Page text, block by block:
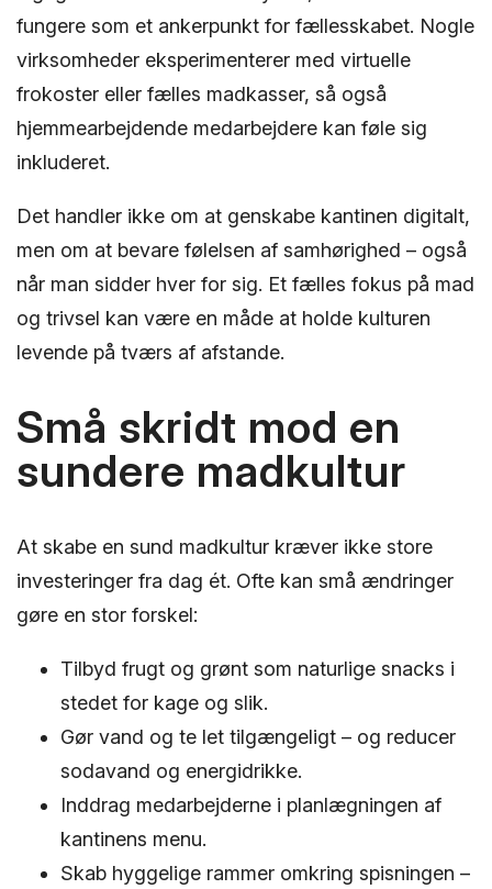
fungere som et ankerpunkt for fællesskabet. Nogle
virksomheder eksperimenterer med virtuelle
frokoster eller fælles madkasser, så også
hjemmearbejdende medarbejdere kan føle sig
inkluderet.
Det handler ikke om at genskabe kantinen digitalt,
men om at bevare følelsen af samhørighed – også
når man sidder hver for sig. Et fælles fokus på mad
og trivsel kan være en måde at holde kulturen
levende på tværs af afstande.
Små skridt mod en
sundere madkultur
At skabe en sund madkultur kræver ikke store
investeringer fra dag ét. Ofte kan små ændringer
gøre en stor forskel:
Tilbyd frugt og grønt som naturlige snacks i
stedet for kage og slik.
Gør vand og te let tilgængeligt – og reducer
sodavand og energidrikke.
Inddrag medarbejderne i planlægningen af
kantinens menu.
Skab hyggelige rammer omkring spisningen –